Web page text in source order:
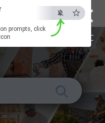
×
ESC
prompts, click